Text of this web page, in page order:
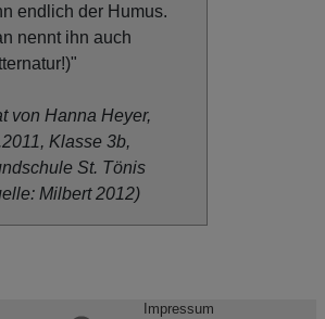
endlich der Humus.
nennt ihn auch
von Hanna Heyer,
Klasse 3b,
St. Tönis
Milbert 2012)
Impressum